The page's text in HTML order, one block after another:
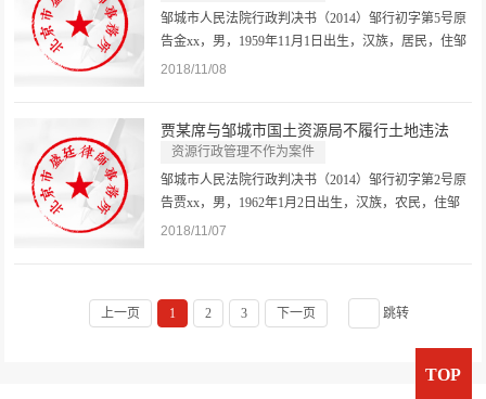
邹城市人民法院行政判决书（2014）邹行初字第5号原
告金xx，男，1959年11月1日出生，汉族，居民，住邹
城市北宿镇。委托代理人王律师，北京市盛廷律师事
人张律师，山东匡衡律师事务所...
2018/11/08
贾某席与邹城市国土资源局不履行土地违法
查...
资源行政管理不作为案件
邹城市人民法院行政判决书（2014）邹行初字第2号原
告贾xx，男，1962年1月2日出生，汉族，农民，住邹
城市北宿镇。委托代理人王律师，北京市盛廷律师事
2018/11/07
上一页 1 2 3 下一页 跳转
TOP